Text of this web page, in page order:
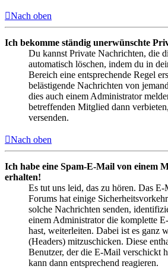
Nach oben
Ich bekomme ständig unerwünschte
Du kannst Private Nachrichten, die
automatisch löschen, indem du in
Bereich eine entsprechende Regel
belästigende Nachrichten von
dies auch einem Administrator
betreffenden Mitglied dann
versenden.
Nach oben
Ich habe eine Spam-E-Mail von einem
erhalten!
Es tut uns leid, das zu hören. Das
Forums hat einige
solche Nachrichten senden,
einem Administrator die komplette
hast, weiterleiten. Dabei ist es ganz
(Headers) mitzuschicken. Diese
Benutzer, der die E-Mail verschickt
kann dann entsprechend reagieren.